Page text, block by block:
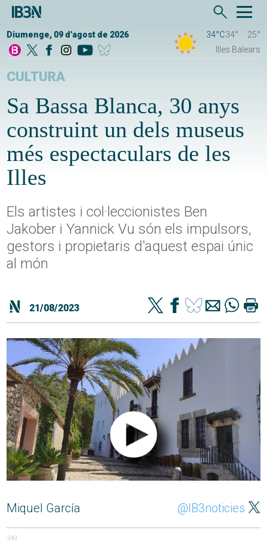
Diumenge, 09 d'agost de 2026 34°C34°
25°
Illes Balears
CULTURA
Sa Bassa Blanca, 30 anys
construint un dels museus
més espectaculars de les
Illes
Els artistes i col·leccionistes Ben
Jakober i Yannick Vu són els impulsors,
gestors i propietaris d'aquest espai únic
al món
21/08/2023
Miquel García @IB3noticies
349